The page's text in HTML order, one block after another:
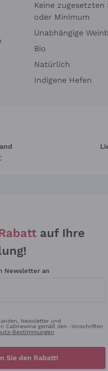
Keine
oder Minimum
Unabhängige
Bio
Natürlich
Indigene Hefen
auf Ihre
Newsletter an
Newsletter und
Callmewine gemäß den -Vorschriften
Bestimmungen
Sie den Rabatt!